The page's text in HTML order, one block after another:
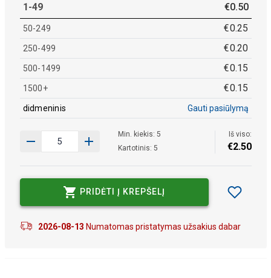
1-49 €0.50
50-249 €0.25
250-499 €0.20
500-1499 €0.15
1500+ €0.15
didmeninis Gauti pasiūlymą
Min. kiekis: 5
Kartotinis: 5
Iš viso:
€2.50
PRIDĖTI Į KREPŠELĮ
2026-08-13 Numatomas pristatymas užsakius dabar